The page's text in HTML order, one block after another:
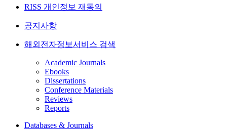
RISS 개인정보 재동의
공지사항
해외전자정보서비스 검색
Academic Journals
Ebooks
Dissertations
Conference Materials
Reviews
Reports
Databases & Journals